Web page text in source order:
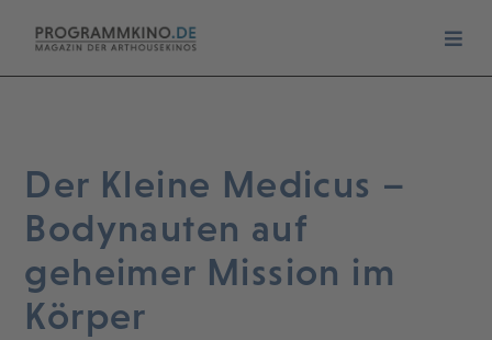
Der Kleine Medicus –
Bodynauten auf
geheimer Mission im
Körper